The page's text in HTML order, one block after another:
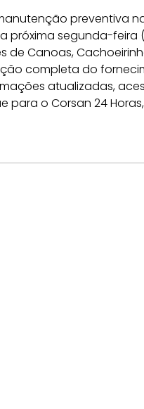
preventiva
próxima segunda-feira
de Canoas,
completa do
atualizadas,
para o Corsan 24